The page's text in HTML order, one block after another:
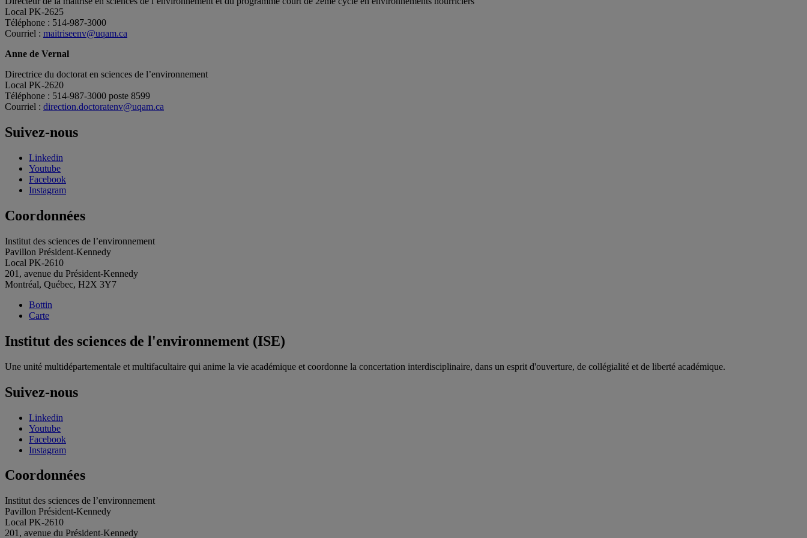
Local PK-2625
Téléphone : 514-987-3000
Courriel : maitriseenv@uqam.ca
Anne de Vernal
Directrice du doctorat en sciences de l’environnement
Local PK-2620
Téléphone : 514-987-3000 poste 8599
Courriel : direction.doctoratenv@uqam.ca
Suivez-nous
Linkedin
Youtube
Facebook
Instagram
Coordonnées
Institut des sciences de l’environnement
Pavillon Président-Kennedy
Local PK-2610
201, avenue du Président-Kennedy
Montréal, Québec, H2X 3Y7
Bottin
Carte
Institut des sciences de l'environnement (ISE)
Une unité multidépartementale et multifacultaire qui anime la vie académique et coordonne la concertation interdisciplinaire, dans un esprit d'ouverture, de collégialité et de liberté académique.
Suivez-nous
Linkedin
Youtube
Facebook
Instagram
Coordonnées
Institut des sciences de l’environnement
Pavillon Président-Kennedy
Local PK-2610
201, avenue du Président-Kennedy